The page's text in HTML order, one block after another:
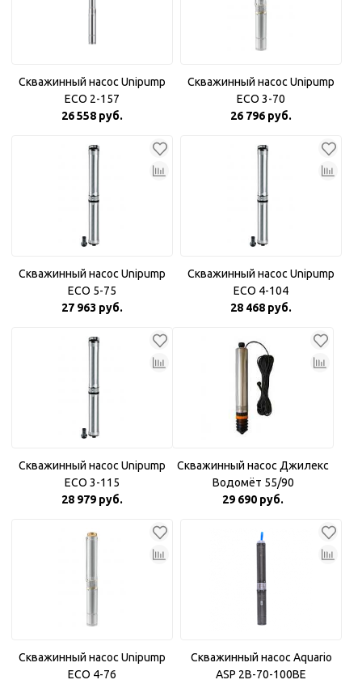
Скважинный насос Unipump
ECO 2-157
26 558 руб.
Скважинный насос Unipump
ECO 3-70
26 796 руб.
Скважинный насос Unipump
ECO 5-75
27 963 руб.
Скважинный насос Unipump
ECO 4-104
28 468 руб.
Скважинный насос Unipump
ECO 3-115
28 979 руб.
Скважинный насос Джилекс
Водомёт 55/90
29 690 руб.
Скважинный насос Unipump
ECO 4-76
Скважинный насос Aquario
ASP 2B-70-100BE